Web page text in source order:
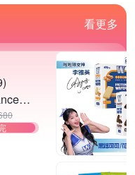
源
看更多
】
_多